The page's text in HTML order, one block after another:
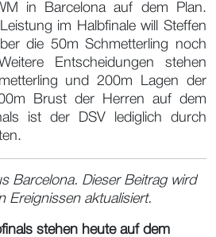
in Barcelona auf dem Plan.
im Halbfinale will Steffen
die 50m Schmetterling noch
Entscheidungen stehen
und 200m Lagen der
Brust der Herren auf dem
ist der DSV lediglich durch
Barcelona. Dieser Beitrag wird
Ereignissen aktualisiert.
stehen heute auf dem